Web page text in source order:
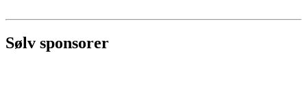
Sølv sponsorer